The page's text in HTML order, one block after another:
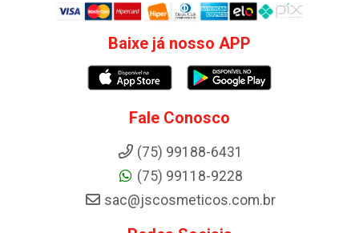
Baixe já nosso APP
Fale Conosco
(75) 99188-6431
(75) 99118-9228
sac@jscosmeticos.com.br